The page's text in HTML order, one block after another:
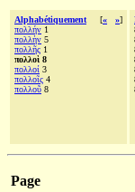
Alphabétiquement [« »]
πολλήν 1
πολλὴν 5
πολλῆς 1
πολλοὶ 8
πολλοί 3
πολλοῖς 4
πολλοῦ 8
Page